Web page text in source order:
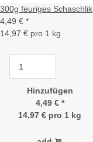
300g feuriges Schaschlik
4,49 € *
14,97 € pro 1 kg
Hinzufügen
4,49 € *
14,97 € pro 1 kg